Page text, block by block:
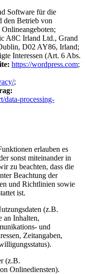
Software für die
den Betrieb von
A8C Irland Ltd., Grand
D02 AY86, Irland;
Interessen (Art. 6 Abs.
https://wordpress.com;
;
data-processing-
erlauben es
sonst miteinander in
zu beachten, dass die
Beachtung der
und Richtlinien sowie
ist.
(z.B.
an Inhalten,
und
Zeitangaben,
(z.B.
Onlinediensten).